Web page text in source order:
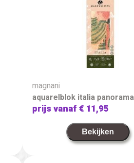
magnani
aquarelblok italia panorama
prijs vanaf€ 11,95
Bekijken